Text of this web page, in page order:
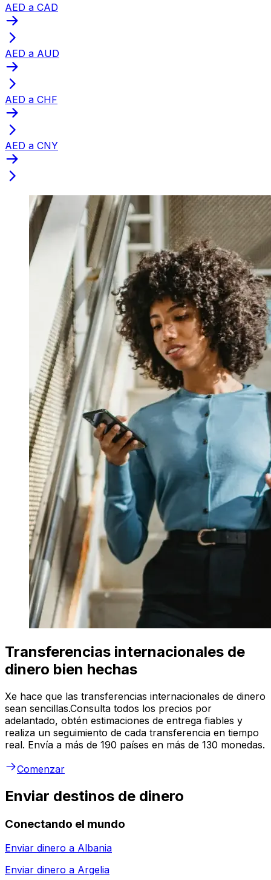
AED a CAD
AED a AUD
AED a CHF
AED a CNY
Transferencias internacionales de
dinero bien hechas
Xe hace que las transferencias internacionales de dinero
sean sencillas.Consulta todos los precios por
adelantado, obtén estimaciones de entrega fiables y
realiza un seguimiento de cada transferencia en tiempo
real. Envía a más de 190 países en más de 130 monedas.
Comenzar
Enviar destinos de dinero
Conectando el mundo
Enviar dinero a Albania
Enviar dinero a Argelia